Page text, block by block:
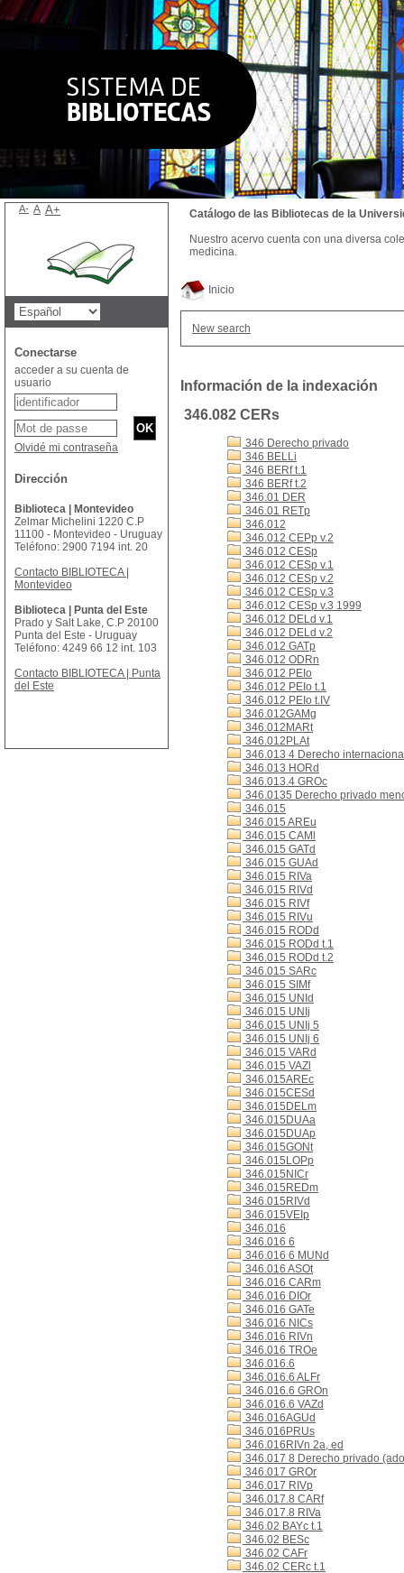
Inicio
New search
Información de la indexación
346.082 CERs
346 Derecho privado
346 BELLi
346 BERf t.1
346 BERf t.2
346.01 DER
346.01 RETp
346.012
346.012 CEPp v.2
346.012 CESp
346.012 CESp v.1
346.012 CESp v.2
346.012 CESp v.3
346.012 CESp v.3 1999
346.012 DELd v.1
346.012 DELd v.2
346.012 GATp
346.012 ODRn
346.012 PEIo
346.012 PEIo t.1
346.012 PEIo t.IV
346.012GAMg
346.012MARt
346.012PLAt
346.013 4 Derecho
346.013 HORd
346.013.4 GROc
346.0135 Derecho privado
346.015
346.015 AREu
346.015 CAMl
346.015 GATd
346.015 GUAd
346.015 RIVa
346.015 RIVd
346.015 RIVf
346.015 RIVu
346.015 RODd
346.015 RODd t.1
346.015 RODd t.2
346.015 SARc
346.015 SIMf
346.015 UNId
346.015 UNIj
346.015 UNIj 5
346.015 UNIj 6
346.015 VARd
346.015 VAZl
346.015AREc
346.015CESd
346.015DELm
346.015DUAa
346.015DUAp
346.015GONt
346.015LOPp
346.015NICr
346.015REDm
346.015RIVd
346.015VEIp
346.016
346.016 6
346.016 6 MUNd
346.016 ASOt
346.016 CARm
346.016 DIOr
346.016 GATe
346.016 NICs
346.016 RIVn
346.016 TROe
346.016.6
346.016.6 ALFr
346.016.6 GROn
346.016.6 VAZd
346.016AGUd
346.016PRUs
346.016RIVn 2a, ed
346.017 8 Derecho privado
346.017 GROr
346.017 RIVp
346.017.8 CARf
346.017.8 RIVa
346.02 BAYc t.1
346.02 BESc
346.02 CAFr
346.02 CERc t.1
Catálogo de las Bibliotecas de la
Nuestro acervo cuenta con una diversa
medicina.
A- A A+
Conectarse
acceder a su cuenta de
usuario
Olvidé mi contraseña
Dirección
Biblioteca | Montevideo
Zelmar Michelini 1220 C.P
11100 - Montevideo - Uruguay
Teléfono: 2900 7194 int. 20
Contacto BIBLIOTECA |
Montevideo
Biblioteca | Punta del Este
Prado y Salt Lake, C.P 20100
Punta del Este - Uruguay
Teléfono: 4249 66 12 int. 103
Contacto BIBLIOTECA | Punta
del Este